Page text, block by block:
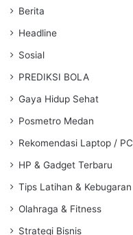
Berita
Headline
Sosial
PREDIKSI BOLA
Gaya Hidup Sehat
Posmetro Medan
Rekomendasi Laptop / PC
HP & Gadget Terbaru
Tips Latihan & Kebugaran
Olahraga & Fitness
Strategi Bisnis